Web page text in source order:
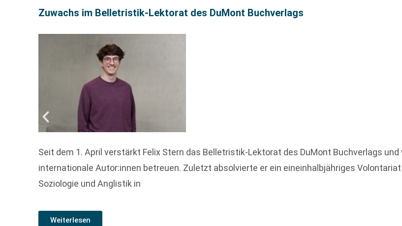
Zuwachs im Belletristik-Lektorat des DuMont Buchverlags
Seit dem 1. April verstärkt Felix Stern das Belletristik-Lektorat des DuMont Buchverlags
internationale Autor:innen betreuen. Zuletzt absolvierte er ein eineinhalbjähriges
Soziologie und Anglistik in
Weiterlesen